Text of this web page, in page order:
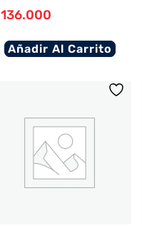
136.000
Añadir Al Carrito